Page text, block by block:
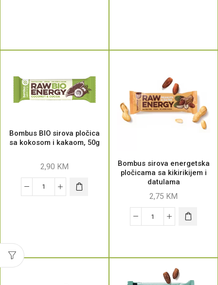
Bombus BIO sirova pločica
sa kokosom i kakaom, 50g
2,90 KM
Bombus sirova energetska
pločicama sa kikirikijem i
datulama
2,75 KM